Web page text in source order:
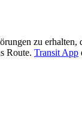
zu
Route. Transit App